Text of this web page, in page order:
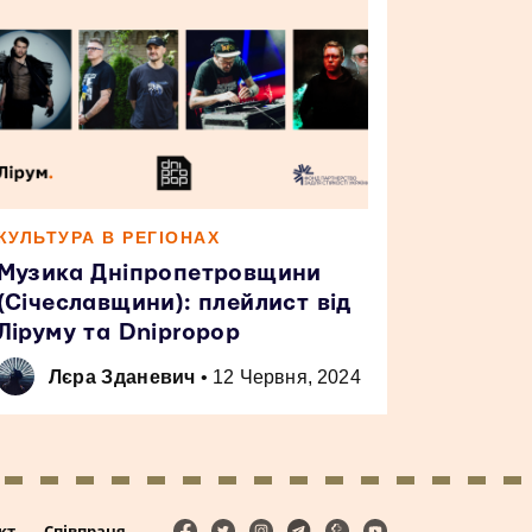
В РЕГІОНАХ
Музика Дніпропетровщини
плейлист від
та Dnipropop
Лєра Зданевич • 12 Червня, 2024